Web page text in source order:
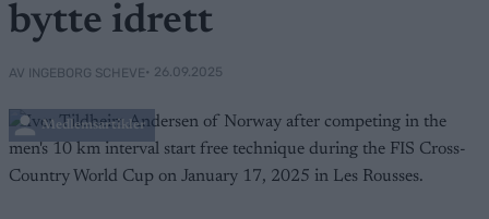
bytte idrett
AV INGEBORG SCHEVE• 26.09.2025
Medlemsartikler